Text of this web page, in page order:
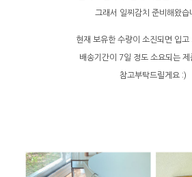
그래서 일찌감치 준비해왔습
현재 보유한 수량이 소진되면 입고
배송기간이 7일 정도 소요되는 제
참고부탁드릴게요 :)